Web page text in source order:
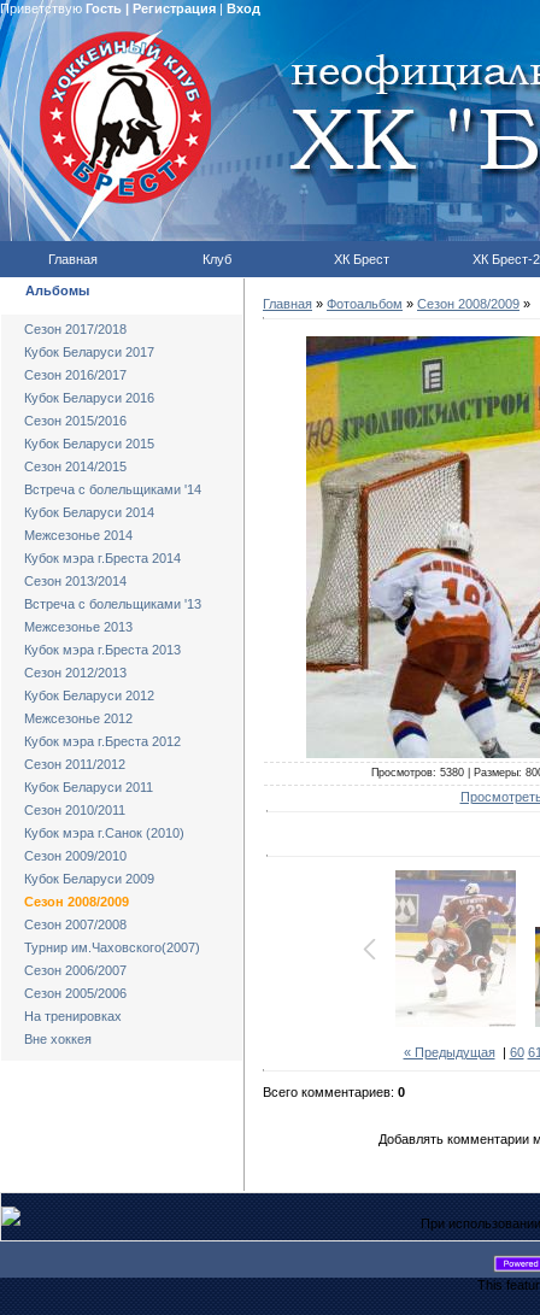
Приветствую Гость | Регистрация| Вход
Главная Клуб ХК Брест ХК Брест-2
Альбомы
Сезон 2017/2018
Кубок Беларуси 2017
Сезон 2016/2017
Кубок Беларуси 2016
Сезон 2015/2016
Кубок Беларуси 2015
Сезон 2014/2015
Встреча с болельщиками '14
Кубок Беларуси 2014
Межсезонье 2014
Кубок мэра г.Бреста 2014
Сезон 2013/2014
Встреча с болельщиками '13
Межсезонье 2013
Кубок мэра г.Бреста 2013
Сезон 2012/2013
Кубок Беларуси 2012
Межсезонье 2012
Кубок мэра г.Бреста 2012
Сезон 2011/2012
Кубок Беларуси 2011
Сезон 2010/2011
Кубок мэра г.Санок (2010)
Сезон 2009/2010
Кубок Беларуси 2009
Сезон 2008/2009
Сезон 2007/2008
Турнир им.Чаховского(2007)
Сезон 2006/2007
Сезон 2005/2006
На тренировках
Вне хоккея
Главная » Фотоальбом » Сезон 2008/2009 »
Просмотров: 5380 | Размеры:
« Предыдущая| 60
Всего комментариев: 0
Добавлять комментарии
При
This